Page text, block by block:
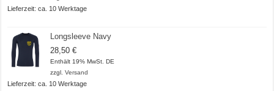
Lieferzeit: ca. 10 Werktage
Longsleeve Navy
28,50€
Enthält 19% MwSt. DE
zzgl.Versand
Lieferzeit: ca. 10 Werktage